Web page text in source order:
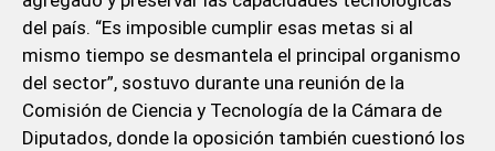
del país. “Es imposible cumplir esas metas si al
mismo tiempo se desmantela el principal organismo
del sector”, sostuvo durante una reunión de la
Comisión de Ciencia y Tecnología de la Cámara de
Diputados, donde la oposición también cuestionó los